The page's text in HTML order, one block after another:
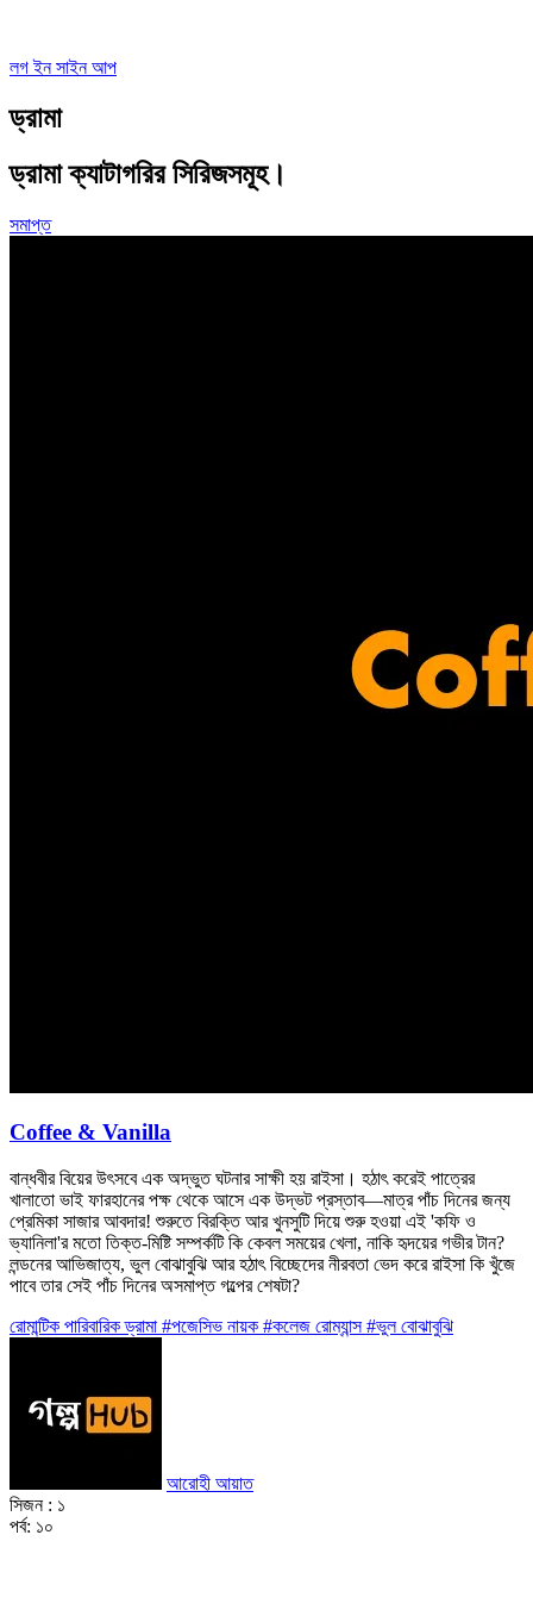
লগ ইনসাইন আপ
ড্রামা
ড্রামাক্যাটাগরির সিরিজসমূহ।
সমাপ্ত
Coffee & Vanilla
বান্ধবীর বিয়ের উৎসবে এক অদ্ভুত ঘটনার সাক্ষী হয় রাইসা। হঠাৎ করেই পাত্রের
খালাতো ভাই ফারহানের পক্ষ থেকে আসে এক উদ্ভট প্রস্তাব—মাত্র পাঁচ দিনের জন্য
প্রেমিকা সাজার আবদার! শুরুতে বিরক্তি আর খুনসুটি দিয়ে শুরু হওয়া এই 'কফি ও
ভ্যানিলা'র মতো তিক্ত-মিষ্টি সম্পর্কটি কি কেবল সময়ের খেলা, নাকি হৃদয়ের গভীর টান?
লন্ডনের আভিজাত্য, ভুল বোঝাবুঝি আর হঠাৎ বিচ্ছেদের নীরবতা ভেদ করে রাইসা কি খুঁজে
পাবে তার সেই পাঁচ দিনের অসমাপ্ত গল্পের শেষটা?
রোমান্টিক পারিবারিকড্রামা #পজেসিভ নায়ক #কলেজ রোম্যান্স#ভুল বোঝাবুঝি
আরোহী আয়াত
সিজন : ১
পর্ব: ১০